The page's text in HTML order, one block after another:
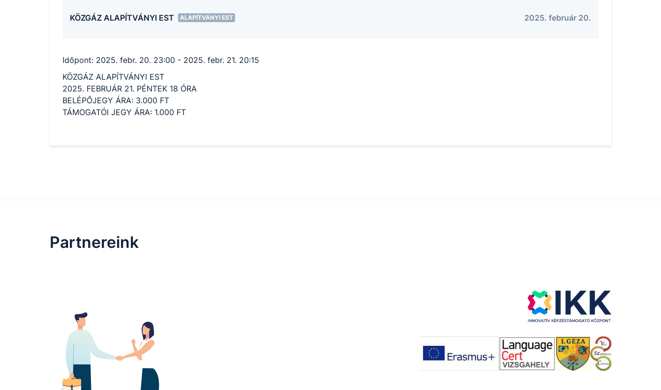
KÖZGÁZ ALAPÍTVÁNYI EST ALAPÍTVÁNYI EST 2025. február 20.
Időpont: 2025. febr. 20. 23:00 - 2025. febr. 21. 20:15
KÖZGÁZ ALAPÍTVÁNYI EST
2025. FEBRUÁR 21. PÉNTEK 18 ÓRA
BELÉPŐJEGY ÁRA: 3.000 FT
TÁMOGATÓI JEGY ÁRA: 1.000 FT
Partnereink